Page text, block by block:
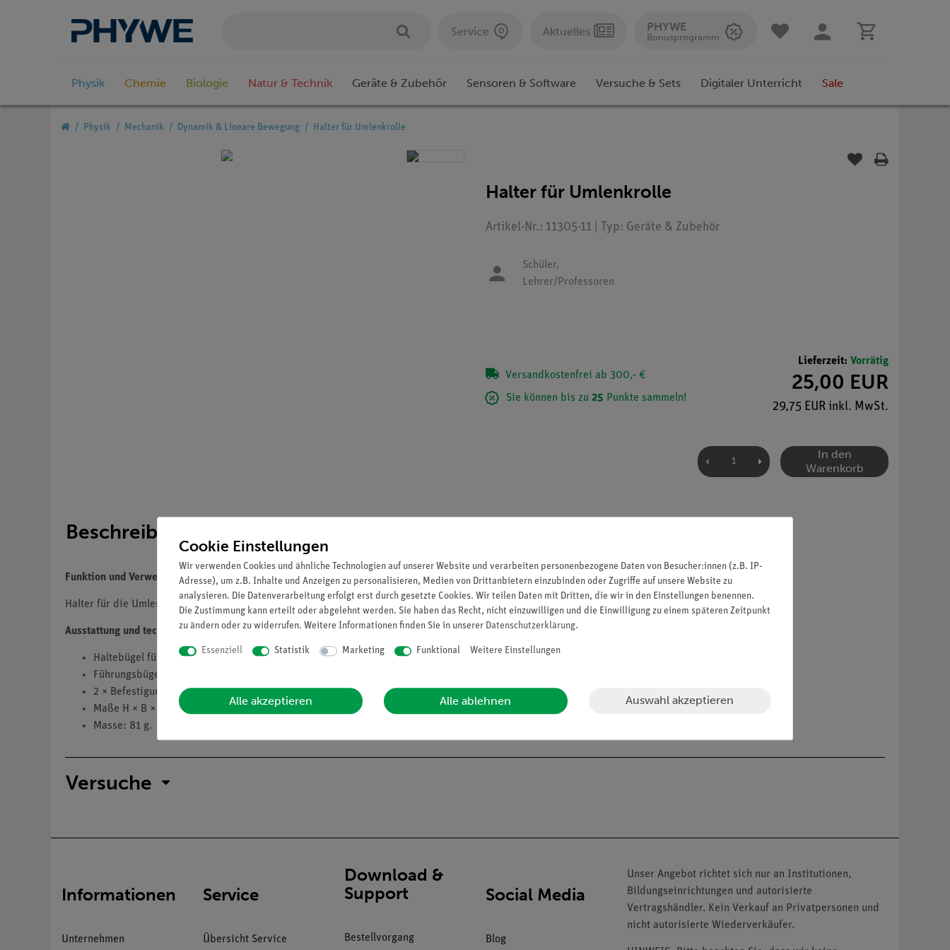
Service Aktuelles PHYWE
Bonusprogramm
Physik Chemie Biologie Natur & Technik Geräte & Zubehör Sensoren & Software Versuche & Sets Digitaler Unterricht Sale
Physik Mechanik Dynamik & Lineare Bewegung Halter für Umlenkrolle
Halter für Umlenkrolle
Artikel-Nr.: 11305-11 | Typ: Geräte & Zubehör
Schüler,
Lehrer/Professoren
Versandkostenfrei ab 300,- €
Sie können bis zu 25 Punkte sammeln!
Lieferzeit: Vorrätig
25,00 EUR
29,75 EUR inkl. MwSt.
In den
Warenkorb
Beschreibung
Funktion und Verwendung
Halter für die Umlenkrolle bestehend aus dem Gabellichtschrankengehäuse mit Inkrementalrad zur Montage am Ende der Demonstrationrollenfahrbahn
Ausstattung und technische Daten
Haltebügel für Umlenkrollengehäuse.
Führungsbügel für Faden.
2 × Befestigungsschrauben.
Maße H × B × T (mm): 112 × 127 × 32.
Masse: 81 g.
Versuche
Informationen
Unternehmen
Service
Übersicht Service
Download &
Support
Bestellvorgang
Social Media
Blog
Unser Angebot richtet sich nur an Institutionen,
Bildungseinrichtungen und autorisierte
Vertragshändler. Kein Verkauf an Privatpersonen und
nicht autorisierte Wiederverkäufer.
Cookie Einstellungen
Wir verwenden Cookies und ähnliche Technologien auf unserer Website und verarbeiten personenbezogene Daten von Besucher:innen (z.B. IP-
Adresse), um z.B. Inhalte und Anzeigen zu personalisieren, Medien von Drittanbietern einzubinden oder Zugriffe auf unsere Website zu
analysieren. Die Datenverarbeitung erfolgt erst durch gesetzte Cookies. Wir teilen Daten mit Dritten, die wir in den Einstellungen benennen.
Die Zustimmung kann erteilt oder abgelehnt werden. Sie haben das Recht, nicht einzuwilligen und die Einwilligung zu einem späteren Zeitpunkt
zu ändern oder zu widerrufen. Weitere Informationen finden Sie in unserer Daten­schutz­erklärung.
Essenziell Statistik Marketing Funktional Weitere Einstellungen
Alle akzeptieren Alle ablehnen Auswahl akzeptieren